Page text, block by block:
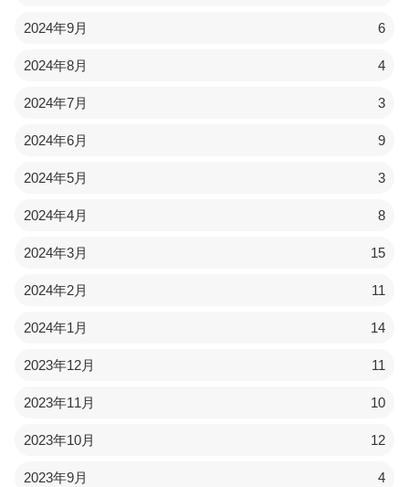
2024年9月 6
2024年8月 4
2024年7月 3
2024年6月 9
2024年5月 3
2024年4月 8
2024年3月 15
2024年2月 11
2024年1月 14
2023年12月 11
2023年11月 10
2023年10月 12
2023年9月 4